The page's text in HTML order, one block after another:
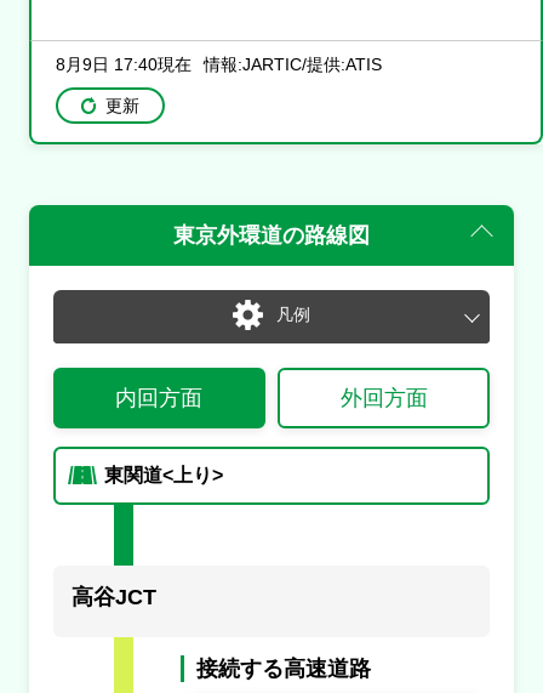
8月9日 17:40現在 情報:JARTIC/提供:ATIS
更新
東京外環道の路線図
凡例
通常
渋滞・混雑
通行止め
チェーン規制等
入口あり
入 出口あり 出
入口封鎖
満車
閉鎖
内回方面 外回方面
東関道<上り>
高谷JCT
接続する高速道路